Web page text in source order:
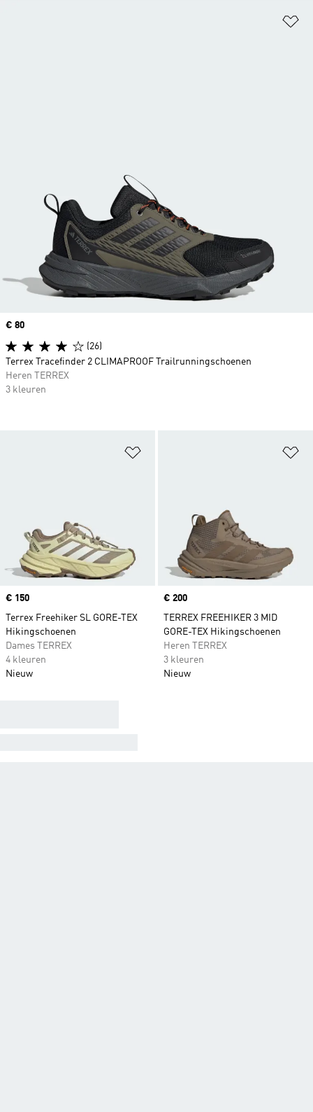
Price
€ 150
Terrex Freehiker SL GORE-TEX
Hikingschoenen
Dames TERREX
4 kleuren
Nieuw
Price
€ 200
TERREX FREEHIKER 3 MID
GORE-TEX Hikingschoenen
Heren TERREX
3 kleuren
Nieuw
Price
€ 80
(26)
Terrex Tracefinder 2 CLIMAPROOF Trailrunningschoenen
Heren TERREX
3 kleuren